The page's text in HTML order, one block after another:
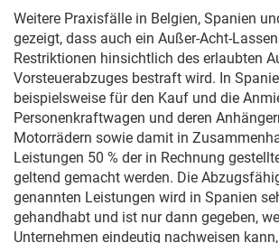
Weitere Praxisfälle in Belgien, Spanien
gezeigt, dass auch ein Außer-Acht-
Restriktionen hinsichtlich des erlaubten
Vorsteuerabzuges bestraft wird. In
beispielsweise für den Kauf und die
Personenkraftwagen und deren
Motorrädern sowie damit in
Leistungen 50 % der in Rechnung
geltend gemacht werden. Die
genannten Leistungen wird in Spanien
gehandhabt und ist nur dann gegeben,
Unternehmen eindeutig nachweisen